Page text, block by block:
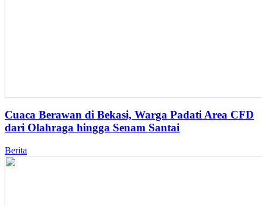
Cuaca Berawan di Bekasi, Warga Padati Area CFD
dari Olahraga hingga Senam Santai
Berita